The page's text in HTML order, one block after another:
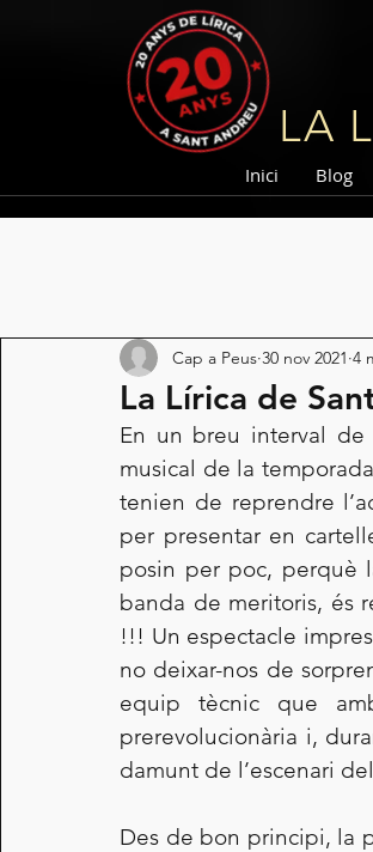
LA
Inici Blog
La Lírica de
Cap a Peus 30 nov 2021 4
En un breu interval de
musical de la
tenien de reprendre
per presentar en
posin per poc, perquè
banda de meritoris, és
!!! Un espectacle
no deixar-nos de
equip tècnic que
prerevolucionària i,
damunt de l’escenari
Des de bon principi, la